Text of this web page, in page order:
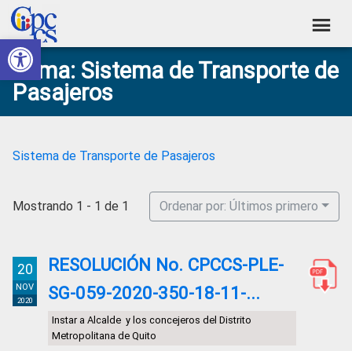
Abrir barra de herramientas
Skip
to
primary
navigation
Skip
to
main
content
Skip
to
primary
sidebar
Skip
to
footer
Consejo
de
Participación
Social
Construyendo
Poder
Ciudadano
Tema: Sistema de Transporte de
Pasajeros
Sistema de Transporte de Pasajeros
Mostrando 1 - 1 de 1 Ordenar por: Últimos primero
20
NOV
2020
RESOLUCIÓN No. CPCCS-PLE-
SG-059-2020-350-18-11-...
Instar a Alcalde y los concejeros del Distrito
Metropolitana de Quito